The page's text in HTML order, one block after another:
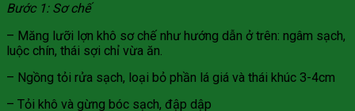
Bước 1: Sơ chế
– Măng lưỡi lợn khô sơ chế như hướng dẫn ở trên: ngâm sạch,
luộc chín, thái sợi chỉ vừa ăn.
– Ngồng tỏi rửa sạch, loại bỏ phần lá giá và thái khúc 3-4cm
– Tỏi khô và gừng bóc sạch, đập dập